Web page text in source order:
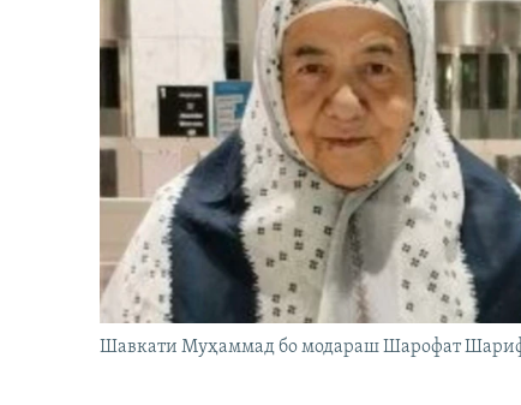
Шавкати Муҳаммад бо модараш Шарофат